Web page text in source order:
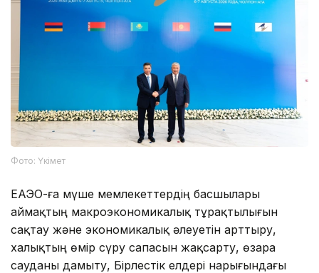
Фото: Үкімет
ЕАЭО-ға мүше мемлекеттердің басшылары
аймақтың макроэкономикалық тұрақтылығын
сақтау және экономикалық әлеуетін арттыру,
халықтың өмір сүру сапасын жақсарту, өзара
сауданы дамыту, Бірлестік елдері нарығындағы